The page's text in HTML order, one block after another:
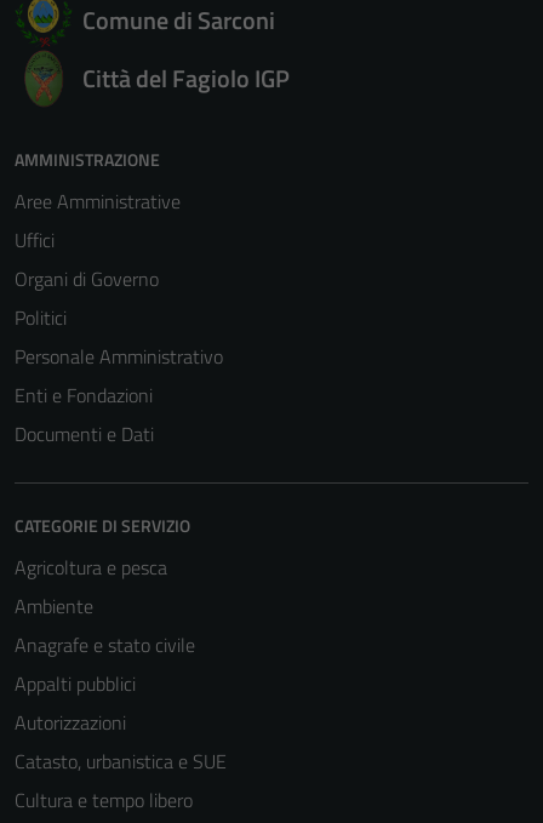
Comune di Sarconi
Città del Fagiolo IGP
AMMINISTRAZIONE
Aree Amministrative
Uffici
Organi di Governo
Politici
Personale Amministrativo
Enti e Fondazioni
Documenti e Dati
CATEGORIE DI SERVIZIO
Agricoltura e pesca
Ambiente
Anagrafe e stato civile
Appalti pubblici
Autorizzazioni
Catasto, urbanistica e SUE
Cultura e tempo libero